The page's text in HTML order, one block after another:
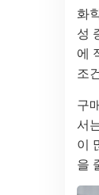
화
성
에
조
구
서
이
을